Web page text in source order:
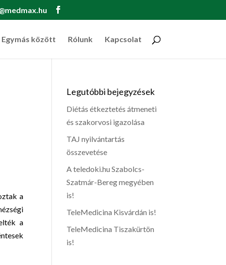
Egymás között Rólunk Kapcsolat
a
a
Legutóbbi bejegyzések
Diétás étkeztetés átmeneti
és szakorvosi igazolása
TAJ nyilvántartás
összevetése
A teledoki.hu Szabolcs-
Szatmár-Bereg megyében
is!
TeleMedicina Kisvárdán is!
TeleMedicina Tiszakürtön
is!